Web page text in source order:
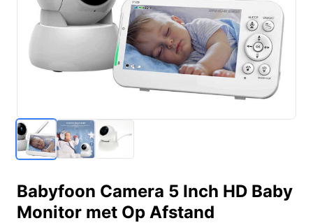
Babyfoon Camera 5 Inch HD Baby
Monitor met Op Afstand